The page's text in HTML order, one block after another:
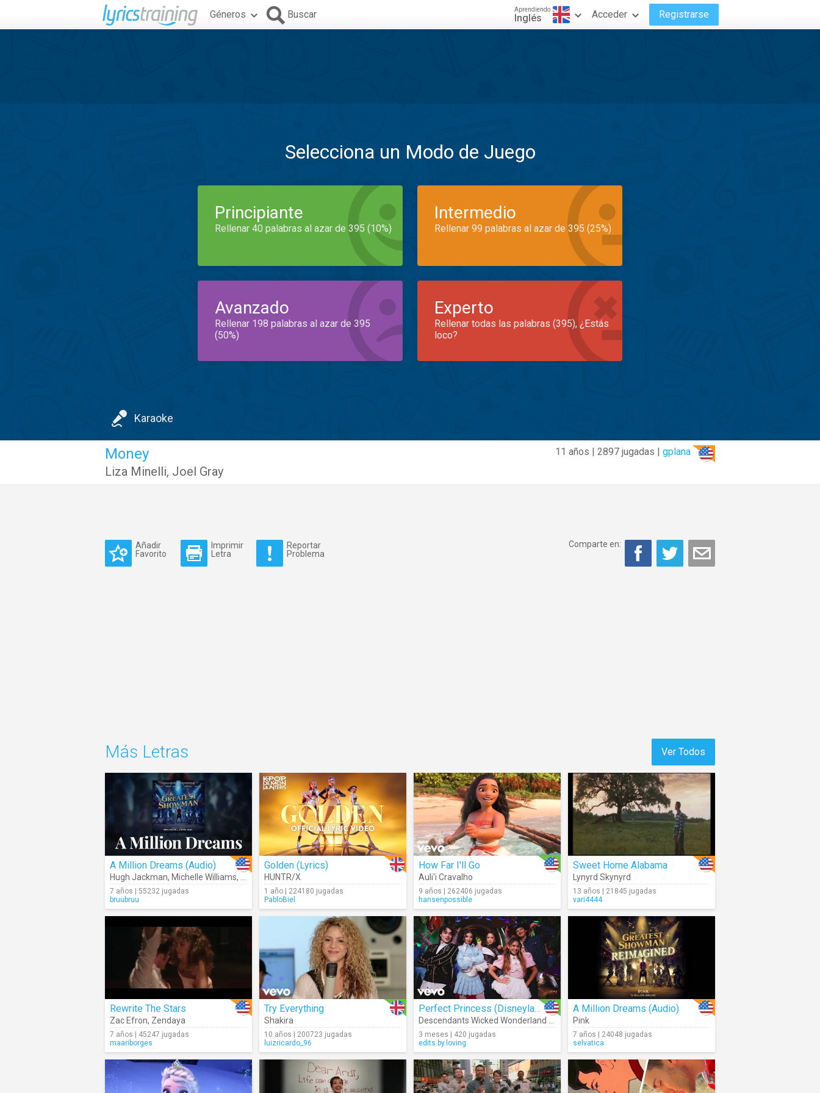
Géneros Buscar Aprendiendo
Inglés Acceder Registrarse
Selecciona un Modo de Juego
Principiante
Rellenar 40 palabras al azar de 395 (10%)
Intermedio
Rellenar 99 palabras al azar de 395 (25%)
Avanzado
Rellenar 198 palabras al azar de 395
(50%)
Experto
Rellenar todas las palabras (395), ¿Estás
loco?
Karaoke
11 años | 2897 jugadas | gplana
Money
Liza Minelli, Joel Gray
Añadir
Favorito
Imprimir
Letra
Reportar
Problema
Comparte en:
Ver Todos
Más Letras
A Million Dreams (Audio)
Hugh Jackman, Michelle Williams, Ziv Zaifman
7 años | 55232 jugadas
bruubruu
Golden (Lyrics)
HUNTR/X
1 año | 224180 jugadas
PabloBiel
How Far I'll Go
Auli'i Cravalho
9 años | 262406 jugadas
hansenpossible
Sweet Home Alabama
Lynyrd Skynyrd
13 años | 21845 jugadas
vari4444
Rewrite The Stars
Zac Efron, Zendaya
7 años | 45247 jugadas
maariborges
Try Everything
Shakira
10 años | 200723 jugadas
luizricardo_96
Perfect Princess (Disneyland Park Version)
3 meses | 420 jugadas
edits.by.loving
A Million Dreams (Audio)
Pink
7 años | 24048 jugadas
selvatica